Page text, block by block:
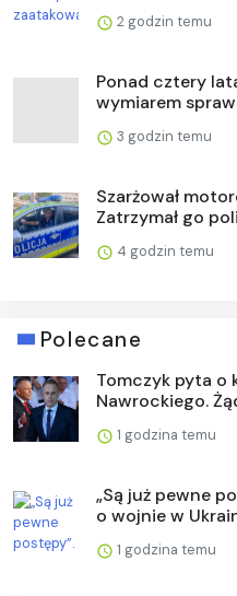
2 godzin temu
Ponad cztery
wymiarem
3 godzin temu
Szarżował
Zatrzymał go
4 godzin temu
Polecane
Tomczyk pyta o
Nawrockiego.
1 godzina temu
„Są już pewne
o wojnie w
1 godzina temu